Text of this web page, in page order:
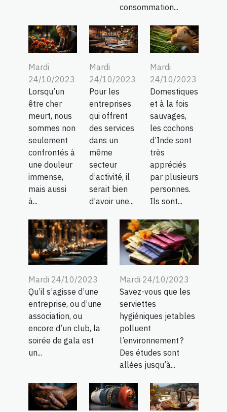
consommation...
Mardi
24/10/2023
Lorsqu’un
être cher
meurt, nous
sommes non
seulement
confrontés à
une douleur
immense,
mais aussi
à...
Mardi
24/10/2023
Pour les
entreprises
qui offrent
des services
dans un
même
secteur
d’activité, il
serait bien
d’avoir une...
Mardi
24/10/2023
Domestiques
et à la fois
sauvages,
les cochons
d’Inde sont
très
appréciés
par plusieurs
personnes.
Ils sont...
Mardi 24/10/2023
Qu’il s’agisse d’une
entreprise, ou d’une
association, ou
encore d’un club, la
soirée de gala est
un...
Mardi 24/10/2023
Savez-vous que les
serviettes
hygiéniques jetables
polluent
l’environnement ?
Des études sont
allées jusqu’à...